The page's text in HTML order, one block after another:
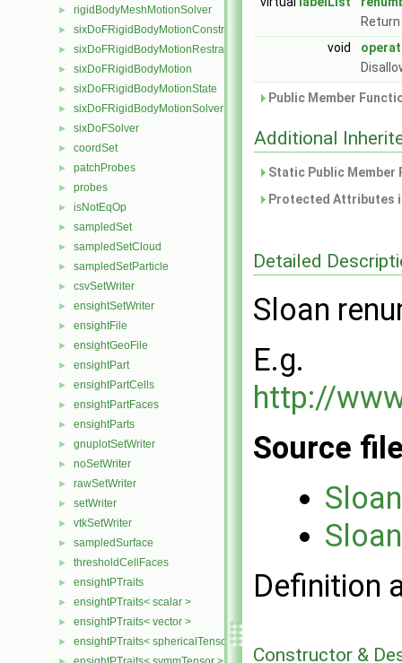
► rigidBodyMeshMotionSolver
► sixDoFRigidBodyMotionConstraint
► sixDoFRigidBodyMotionRestraint
► sixDoFRigidBodyMotion
► sixDoFRigidBodyMotionState
► sixDoFRigidBodyMotionSolver
► sixDoFSolver
► coordSet
► patchProbes
► probes
► isNotEqOp
► sampledSet
► sampledSetCloud
► sampledSetParticle
► csvSetWriter
► ensightSetWriter
► ensightFile
► ensightGeoFile
► ensightPart
► ensightPartCells
► ensightPartFaces
► ensightParts
► gnuplotSetWriter
► noSetWriter
► rawSetWriter
► setWriter
► vtkSetWriter
► sampledSurface
► thresholdCellFaces
► ensightPTraits
► ensightPTraits< scalar >
► ensightPTraits< vector >
► ensightPTraits< sphericalTensor >
void
Public Member
Additional
Static Public
Protected Attributes
Detailed
Sloan
E.g.
http://
Source
Definition
Constructor &